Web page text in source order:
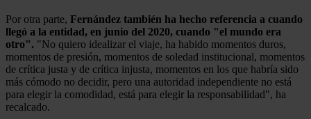
Por otra parte, Fernández también ha hecho referencia a cuando
llegó a la entidad, en junio del 2020, cuando "el mundo era
otro". "No quiero idealizar el viaje, ha habido momentos duros,
momentos de presión, momentos de soledad institucional, momentos
de crítica justa y de crítica injusta, momentos en los que habría sido
más cómodo no decidir, pero una autoridad independiente no está
para elegir la comodidad, está para elegir la responsabilidad", ha
recalcado.